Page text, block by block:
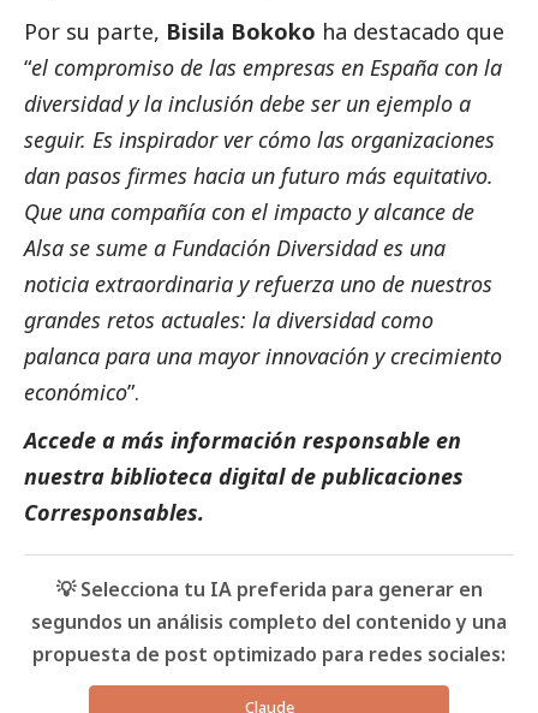
Por su parte, Bisila Bokoko ha destacado que
“el compromiso de las empresas en España con la
diversidad y la inclusión debe ser un ejemplo a
seguir. Es inspirador ver cómo las organizaciones
dan pasos firmes hacia un futuro más equitativo.
Que una compañía con el impacto y alcance de
Alsa se sume a Fundación Diversidad es una
noticia extraordinaria y refuerza uno de nuestros
grandes retos actuales: la diversidad como
palanca para una mayor innovación y crecimiento
económico”.
Accede a más información responsable en
nuestra biblioteca digital de publicaciones
Corresponsables.
💡 Selecciona tu IA preferida para generar en
segundos un análisis completo del contenido y una
propuesta de post optimizado para redes sociales:
Claude